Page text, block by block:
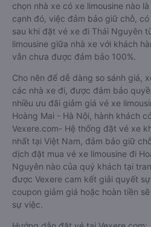
chọn nhà xe có xe limousine nào
cạnh đó, việc đảm bảo giữ chỗ,
sau khi đặt vé xe đi Thái Nguyên
limousine giữa nhà xe với khách
vẫn chưa được đảm bảo 100%.
Cho nên để dễ dàng so sánh giá,
các nhà xe đi, được đảm bảo
nhiều ưu đãi giảm giá vé xe
Hoàng Mai - Hà Nội, hành khách
Vexere.com- Hệ thống đặt vé xe
nhất tại Việt Nam, đảm bảo giữ
dịch đặt mua vé xe limousine đi
Nguyên nào của quý khách tại
được Vexere cam kết giải quyết
coupon giảm giá hoặc hoàn tiền
sự việc.